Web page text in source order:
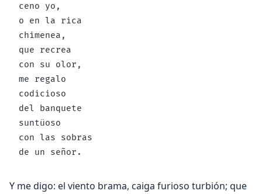
ceno yo,
o en la rica
chimenea,
que recrea
con su olor,
me regalo
codicioso
del banquete
suntüoso
con las sobras
de un señor.
Y me digo: el viento brama, caiga furioso turbión; que